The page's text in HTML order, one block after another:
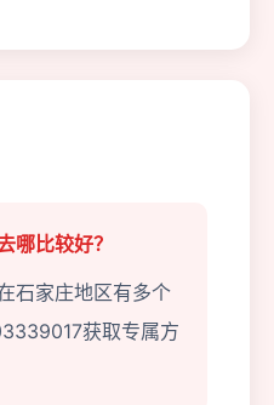
哪比较好？
石家庄地区有多个
获取专属方